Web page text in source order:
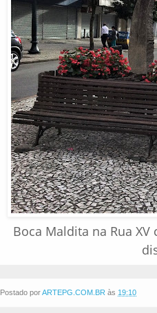
Boca Maldita na Rua
Postado porARTEPG.COM.BR às 19:10